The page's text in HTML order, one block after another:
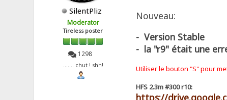
SilentPliz
Moderator
Tireless poster
1298
....... chut ! shh!
Nouveau:
- Version Stable
- la "r9" était une
Utiliser le bouton "S" pour
HFS 2.3m #300 r10:
https://